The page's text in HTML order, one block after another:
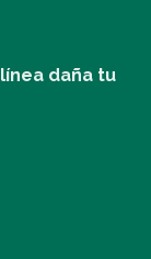
daña tu